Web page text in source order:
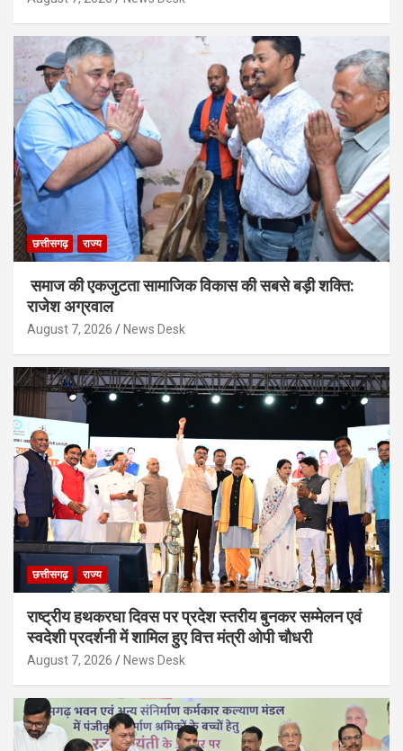
छत्तीसगढ़ राज्य
समाज की एकजुटता सामाजिक विकास की सबसे बड़ी शक्ति:
राजेश अग्रवाल
August 7, 2026 News Desk
छत्तीसगढ़ राज्य
राष्ट्रीय हथकरघा दिवस पर प्रदेश स्तरीय बुनकर सम्मेलन एवं
स्वदेशी प्रदर्शनी में शामिल हुए वित्त मंत्री ओपी चौधरी
August 7, 2026 News Desk